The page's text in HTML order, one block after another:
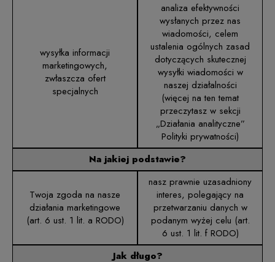
wysyłka informacji
marketingowych,
zwłaszcza ofert
specjalnych
analiza efektywności
wysłanych przez nas
wiadomości, celem
ustalenia ogólnych zasad
dotyczących skutecznej
wysyłki wiadomości w
naszej działalności
(więcej na ten temat
przeczytasz w sekcji
„Działania analityczne”
Polityki prywatności)
Na jakiej podstawie?
Twoja zgoda na nasze
działania marketingowe
(art. 6 ust. 1 lit. a RODO)
nasz prawnie uzasadniony
interes, polegający na
przetwarzaniu danych w
podanym wyżej celu (art.
6 ust. 1 lit. f RODO)
Jak długo?